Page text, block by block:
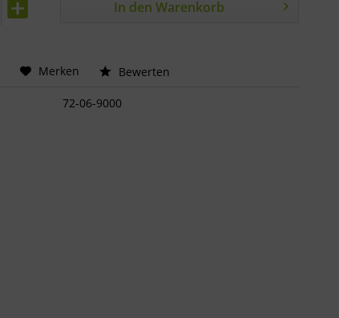
In den Warenkorb
Merken Bewerten
72-06-9000